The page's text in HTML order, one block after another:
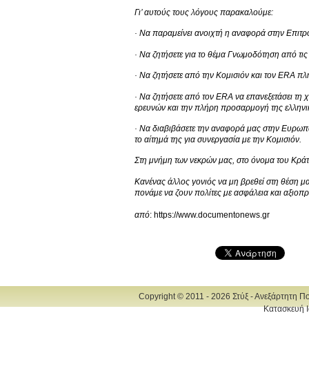
Γι’ αυτούς τους λόγους παρακαλούμε:
· Να παραμείνει ανοιχτή η αναφορά στην
· Να ζητήσετε για το θέμα Γνωμοδότηση από
· Να ζητήσετε από την Κομισιόν και τον ERA
· Να ζητήσετε από τον ERA να επανεξετάσει
ερευνών και την πλήρη προσαρμογή της
· Να διαβιβάσετε την αναφορά μας στην
το αίτημά της για συνεργασία με την Κομισιόν.
Στη μνήμη των νεκρών μας, στο όνομα του
Κανένας άλλος γονιός να μη βρεθεί στη θέση
πονάμε να ζουν πολίτες με ασφάλεια και
από: https://www.documentonews.gr
Copyright © 2011 - 2026 Στύξ - Ανεξάρτητη
Κατασκευή